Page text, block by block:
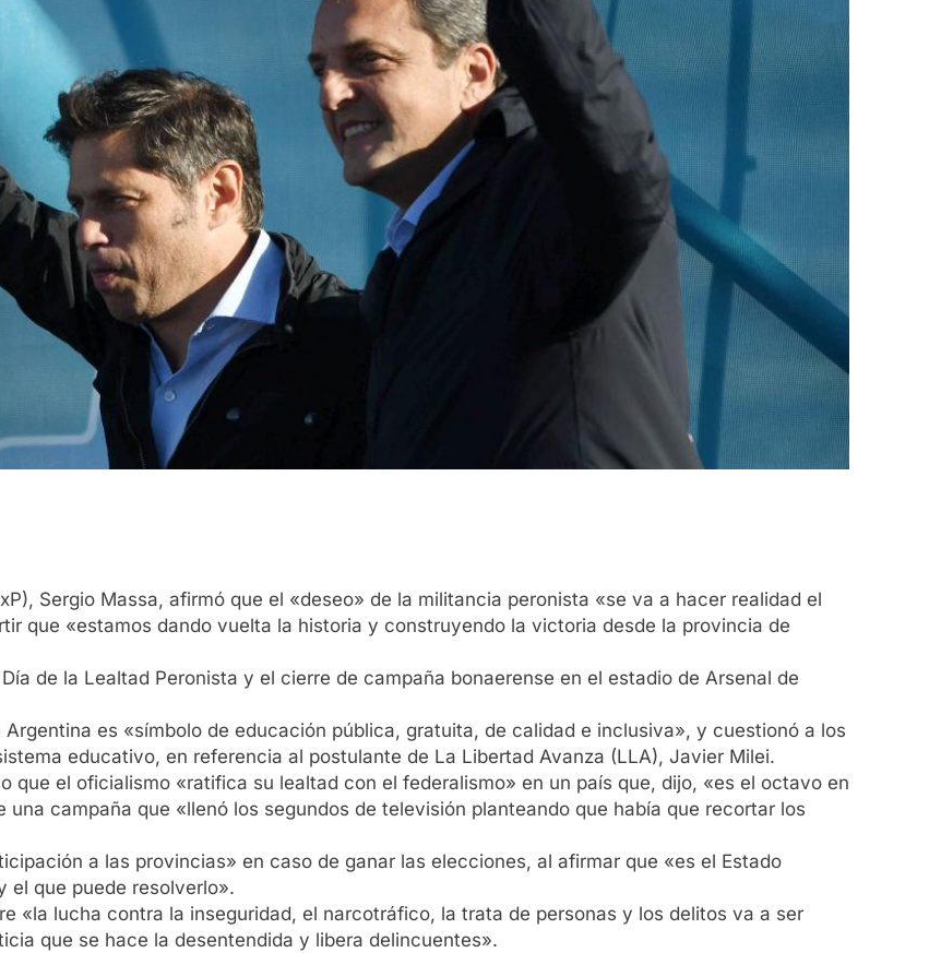
Sergio Massa, afirmó que el «deseo» de la militancia peronista «se va a hacer realidad el
que «estamos dando vuelta la historia y construyendo la victoria desde la provincia de
de la Lealtad Peronista y el cierre de campaña bonaerense en el estadio de Arsenal de
es «símbolo de educación pública, gratuita, de calidad e inclusiva», y cuestionó a los
educativo, en referencia al postulante de La Libertad Avanza (LLA), Javier Milei.
que el oficialismo «ratifica su lealtad con el federalismo» en un país que, dijo, «es el octavo en
campaña que «llenó los segundos de televisión planteando que había que recortar los
a las provincias» en caso de ganar las elecciones, al afirmar que «es el Estado
el que puede resolverlo».
«la lucha contra la inseguridad, el narcotráfico, la trata de personas y los delitos va a ser
que se hace la desentendida y libera delincuentes».